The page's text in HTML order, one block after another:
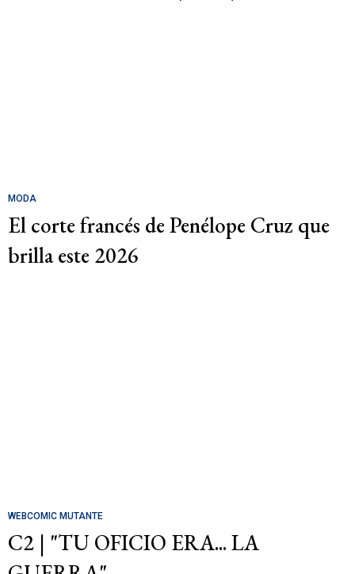
MODA
El corte francés de Penélope Cruz que
brilla este 2026
WEBCOMIC MUTANTE
C2 | "TU OFICIO ERA... LA